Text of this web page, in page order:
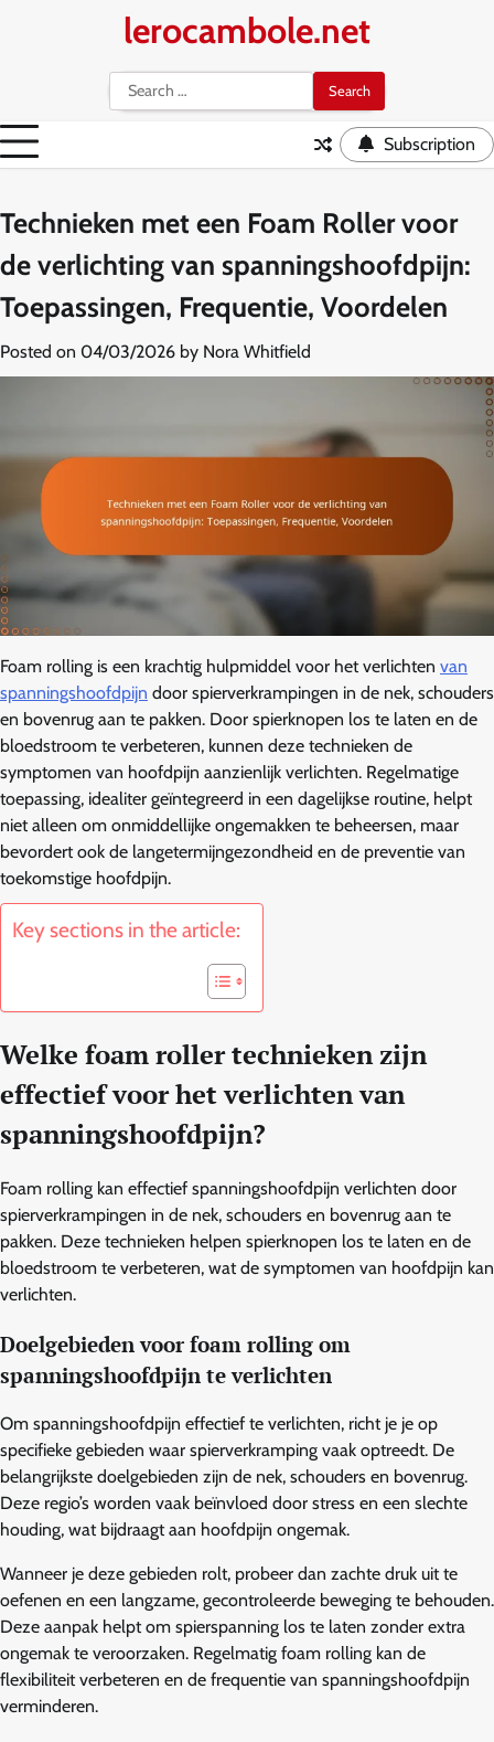
lerocambole.net
Search
for:
Subscription
Technieken met een Foam Roller voor
de verlichting van spanningshoofdpijn:
Toepassingen, Frequentie, Voordelen
Posted on 04/03/2026 by Nora Whitfield
Foam rolling is een krachtig hulpmiddel voor het verlichten van
spanningshoofdpijn door spierverkrampingen in de nek, schouders
en bovenrug aan te pakken. Door spierknopen los te laten en de
bloedstroom te verbeteren, kunnen deze technieken de
symptomen van hoofdpijn aanzienlijk verlichten. Regelmatige
toepassing, idealiter geïntegreerd in een dagelijkse routine, helpt
niet alleen om onmiddellijke ongemakken te beheersen, maar
bevordert ook de langetermijngezondheid en de preventie van
toekomstige hoofdpijn.
Key sections in the article:
Welke foam roller technieken zijn
effectief voor het verlichten van
spanningshoofdpijn?
Foam rolling kan effectief spanningshoofdpijn verlichten door
spierverkrampingen in de nek, schouders en bovenrug aan te
pakken. Deze technieken helpen spierknopen los te laten en de
bloedstroom te verbeteren, wat de symptomen van hoofdpijn kan
verlichten.
Doelgebieden voor foam rolling om
spanningshoofdpijn te verlichten
Om spanningshoofdpijn effectief te verlichten, richt je je op
specifieke gebieden waar spierverkramping vaak optreedt. De
belangrijkste doelgebieden zijn de nek, schouders en bovenrug.
Deze regio’s worden vaak beïnvloed door stress en een slechte
houding, wat bijdraagt aan hoofdpijn ongemak.
Wanneer je deze gebieden rolt, probeer dan zachte druk uit te
oefenen en een langzame, gecontroleerde beweging te behouden.
Deze aanpak helpt om spierspanning los te laten zonder extra
ongemak te veroorzaken. Regelmatig foam rolling kan de
flexibiliteit verbeteren en de frequentie van spanningshoofdpijn
verminderen.